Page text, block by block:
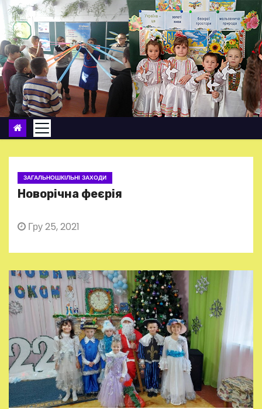
П
р
е
й
т
и
о
ЗАГАЛЬНОШКІЛЬНІ ЗАХОДИ
Новорічна феєрія
Гру 25, 2021